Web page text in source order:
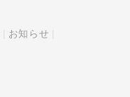
お知らせ